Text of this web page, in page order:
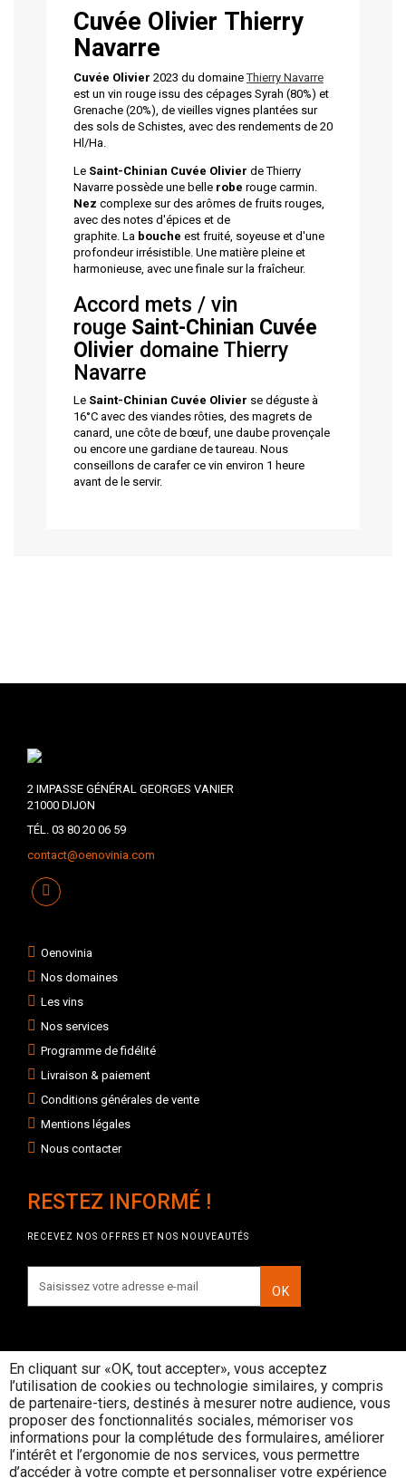
Cuvée Olivier Thierry
Navarre
Cuvée Olivier 2023 du domaineThierry Navarre
est un vin rouge issu des cépages Syrah (80%) et
Grenache (20%), de vieilles vignes plantées sur
des sols de Schistes, avec des rendements de 20
Hl/Ha.
Le Saint-Chinian Cuvée Olivier de Thierry
Navarre possède une belle robe rouge carmin.
Nez complexe sur des arômes de fruits rouges,
avec des notes d'épices et de
graphite. La bouche est fruité, soyeuse et d'une
profondeur irrésistible. Une matière pleine et
harmonieuse, avec une finale sur la fraîcheur.
Accord mets / vin
rouge Saint-Chinian Cuvée
Olivier domaine Thierry
Navarre
Le Saint-Chinian Cuvée Olivier se déguste à
16°C avec des viandes rôties, des magrets de
canard, une côte de bœuf, une daube provençale
ou encore une gardiane de taureau. Nous
conseillons de carafer ce vin environ 1 heure
avant de le servir.
2 IMPASSE GÉNÉRAL GEORGES VANIER
21000 DIJON
TÉL. 03 80 20 06 59
contact@oenovinia.com
Oenovinia
Nos domaines
Les vins
Nos services
Programme de fidélité
Livraison & paiement
Conditions générales de vente
Mentions légales
Nous contacter
RESTEZ INFORMÉ !
RECEVEZ NOS OFFRES ET NOS NOUVEAUTÉS
OK
INTERDICTION DE VENTE DE
BOISSONS ALCOOLIQUES AUX
MINEURS DE MOINS DE 18 ANS
La preuve de majorité de l'acheteur est
exigée au moment de la vente en ligne
En cliquant sur «OK, tout accepter», vous acceptez
l’utilisation de cookies ou technologie similaires, y compris
de partenaire-tiers, destinés à mesurer notre audience, vous
proposer des fonctionnalités sociales, mémoriser vos
informations pour la complétude des formulaires, améliorer
l’intérêt et l’ergonomie de nos services, vous permettre
d’accéder à votre compte et personnaliser votre expérience